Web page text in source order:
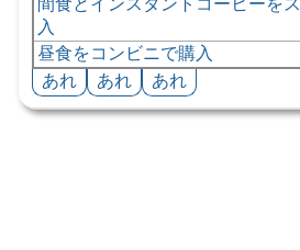
入
昼食をコンビニで購入
あれ
あれ あれ